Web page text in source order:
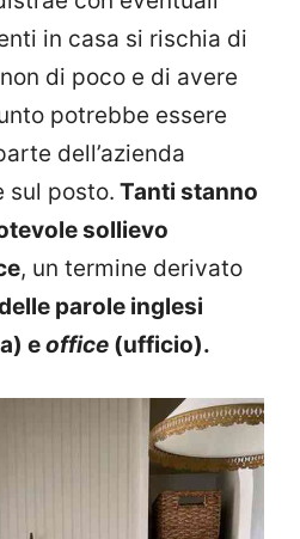
in casa si rischia di
di poco e di avere
potrebbe essere
dell’azienda
sul posto. Tanti stanno
sollievo
, un termine derivato
parole inglesi
eoffice (ufficio).